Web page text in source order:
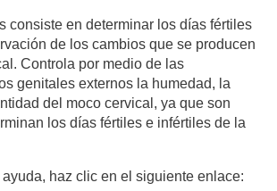
consiste en determinar los días fértiles
de los cambios que se producen
Controla por medio de las
genitales externos la humedad, la
del moco cervical, ya que son
los días fértiles e infértiles de la
haz clic en el siguiente enlace: